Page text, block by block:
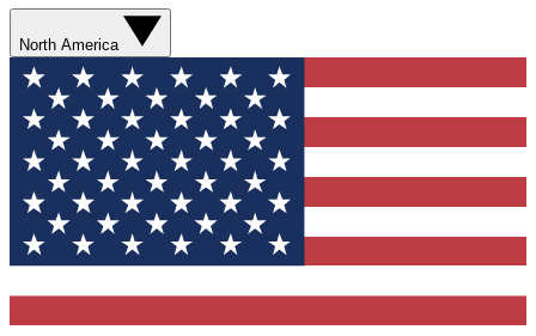
North America